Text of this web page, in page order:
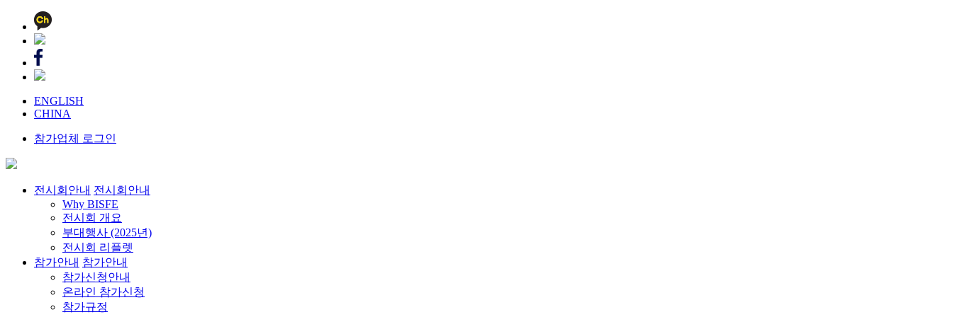
ENGLISH
CHINA
참가업체 로그인
전시회안내 전시회안내
Why BISFE
전시회 개요
부대행사 (2025년)
전시회 리플렛
참가안내 참가안내
참가신청안내
온라인 참가신청
참가규정